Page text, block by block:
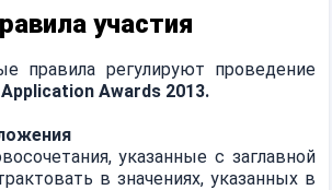
участия
правила регулируют проведение
Awards 2013.
указанные с заглавной
в значениях, указанных в